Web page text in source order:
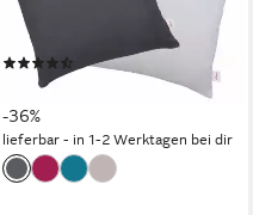
Renforcé, 2 teilig, gestreifte
Bettwäsche, mit GRATIS-
Zugabe: 2x Kissenhüllen
(311)
ab 34,99 € 54,99 €
-36%
lieferbar - in 1-2 Werktagen bei dir